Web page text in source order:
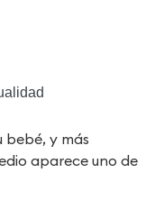
bebé, y más
aparece uno de